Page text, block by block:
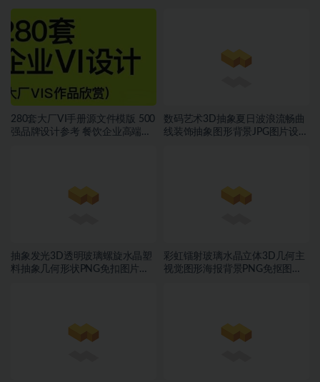
280套大厂VI手册源文件模版 500
强品牌设计参考 餐饮企业高端矢
数码艺术3D抽象夏日波浪流畅曲
线装饰抽象图形背景JPG图片设计
抽象发光3D透明玻璃螺旋水晶塑
料抽象几何形状PNG免扣图片设
彩虹镭射玻璃水晶立体3D几何主
视觉图形海报背景PNG免抠图片